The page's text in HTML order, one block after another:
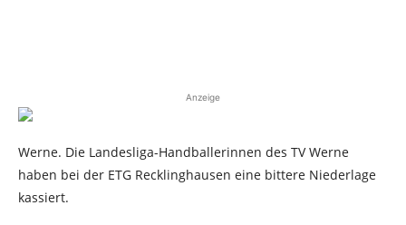
Anzeige
Werne. Die Landesliga-Handballerinnen des TV Werne
haben bei der ETG Recklinghausen eine bittere Niederlage
kassiert.